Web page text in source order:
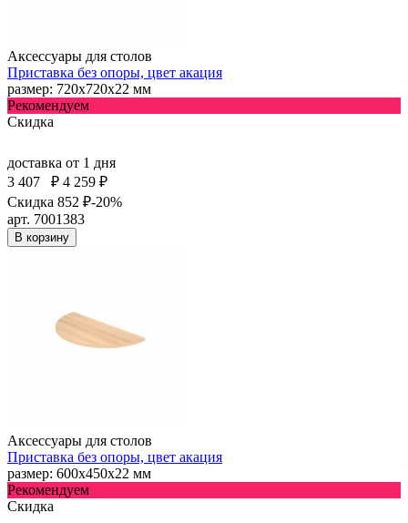
Аксессуары для столов
Приставка без опоры, цвет акация
размер: 720х720х22 мм
Рекомендуем
Скидка
доставка от 1 дня
3 407
₽ 4 259 ₽
Скидка 852 ₽-20%
арт. 7001383
В корзину
Аксессуары для столов
Приставка без опоры, цвет акация
размер: 600х450х22 мм
Рекомендуем
Скидка